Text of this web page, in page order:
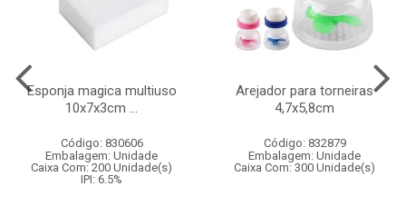
Esponja magica multiuso
10x7x3cm ...
Código: 830606
Embalagem: Unidade
Caixa Com: 200 Unidade(s)
IPI: 6.5%
Arejador para torneiras
4,7x5,8cm
Código: 832879
Embalagem: Unidade
Caixa Com: 300 Unidade(s)